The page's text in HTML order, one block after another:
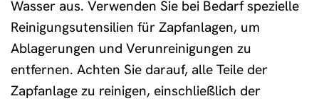
Wasser aus. Verwenden Sie bei Bedarf spezielle
Reinigungsutensilien für Zapfanlagen, um
Ablagerungen und Verunreinigungen zu
entfernen. Achten Sie darauf, alle Teile der
Zapfanlage zu reinigen, einschließlich der